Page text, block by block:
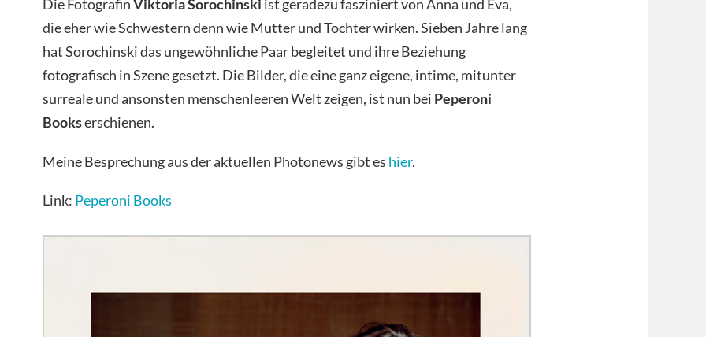
Die FotografinViktoria Sorochinski ist geradezu fasziniert von Anna und Eva,
die eher wie Schwestern denn wie Mutter und Tochter wirken. Sieben Jahre lang
hat Sorochinski das ungewöhnliche Paar begleitet und ihre Beziehung
fotografisch in Szene gesetzt. Die Bilder, die eine ganz eigene, intime, mitunter
surreale und ansonsten menschenleeren Welt zeigen, ist nun bei Peperoni
Bookserschienen.
Meine Besprechung aus der aktuellen Photonews gibt es hier.
Link: Peperoni Books